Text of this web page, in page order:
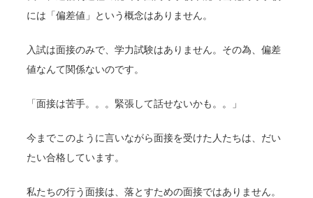
には「偏差値」という概念はありません。
入試は面接のみで、学力試験はありません。その為、偏差
値なんて関係ないのです。
「面接は苦手。。。緊張して話せないかも。。」
今までこのように言いながら面接を受けた人たちは、だい
たい合格しています。
私たちの行う面接は、落とすための面接ではありません。